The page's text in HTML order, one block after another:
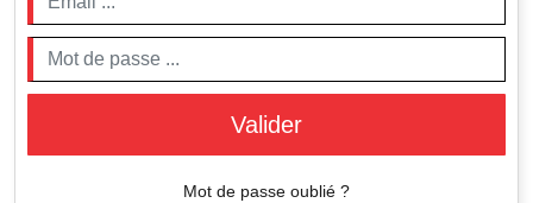
Valider
Mot de passe oublié ?